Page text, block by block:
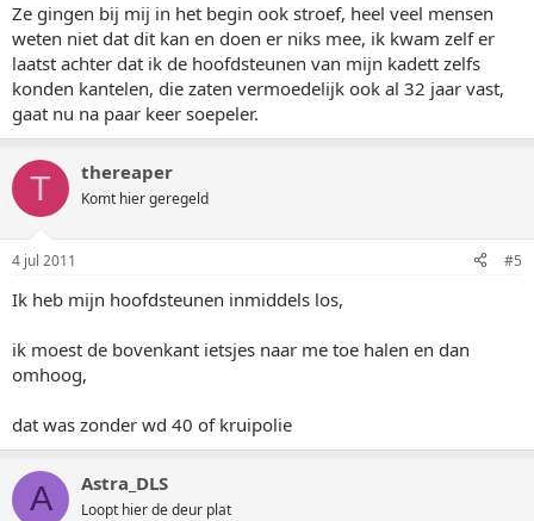
Ze gingen bij mij in het begin ook stroef, heel veel mensen
weten niet dat dit kan en doen er niks mee, ik kwam zelf er
laatst achter dat ik de hoofdsteunen van mijn kadett zelfs
konden kantelen, die zaten vermoedelijk ook al 32 jaar vast,
gaat nu na paar keer soepeler.
T thereaper
Komt hier geregeld
4 jul 2011 #5
Ik heb mijn hoofdsteunen inmiddels los,
ik moest de bovenkant ietsjes naar me toe halen en dan
omhoog,
dat was zonder wd 40 of kruipolie
A Astra_DLS
Loopt hier de deur plat